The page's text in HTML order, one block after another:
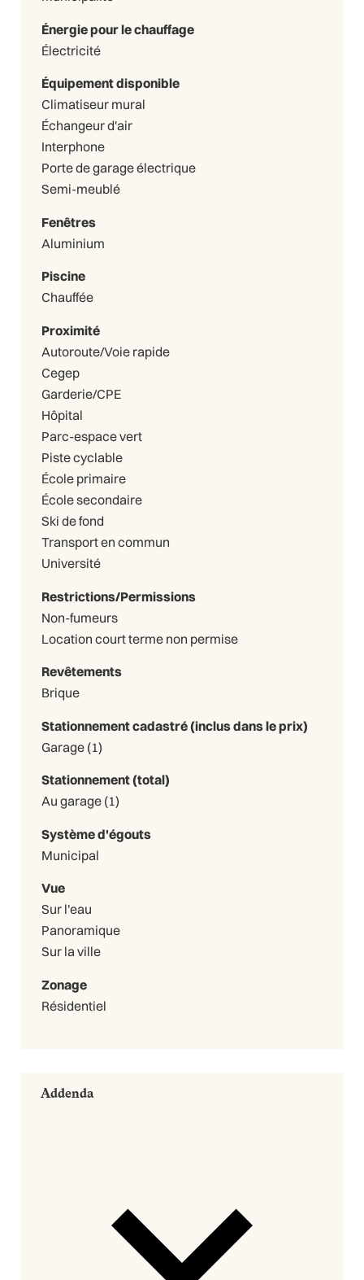
Énergie pour le chauffage
Électricité
Équipement disponible
Climatiseur mural
Échangeur d'air
Interphone
Porte de garage électrique
Semi-meublé
Fenêtres
Aluminium
Piscine
Chauffée
Proximité
Autoroute/Voie rapide
Cegep
Garderie/CPE
Hôpital
Parc-espace vert
Piste cyclable
École primaire
École secondaire
Ski de fond
Transport en commun
Université
Restrictions/Permissions
Non-fumeurs
Location court terme non permise
Revêtements
Brique
Stationnement cadastré (inclus dans le prix)
Garage (1)
Stationnement (total)
Au garage (1)
Système d'égouts
Municipal
Vue
Sur l'eau
Panoramique
Sur la ville
Zonage
Résidentiel
Addenda